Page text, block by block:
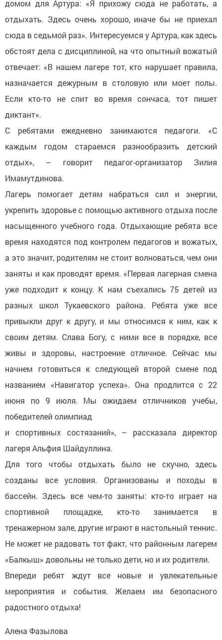
домом для Артура: «Я прихожу сюда не работать, а
отдыхать. Здесь очень хорошо, иначе бы не приехал
сюда в седьмой раз». Интересуемся у Артура, как здесь
обстоят дела с дисциплиной, на что опытный вожатый
отвечает: «В нашем лагере тот, кто нарушает правила,
назначается дежурным в столовую или моет полы.
Если кто-то не спит во время сончаса, тот пишет
диктант».
С ребятами ежедневно занимаются педагоги. «С
каждым годом стараемся разнообразить детский
отдых», – говорит педагог-организатор Зилия
Имамутдинова.
Лагерь помогает детям набраться сил и энергии,
укрепить здоровье с помощью активного отдыха после
насыщенного учебного года. Отдыхающие ребята все
время находятся под контролем педагогов и вожатых,
а это значит, родителям не стоит волноваться, чем они
заняты и как проводят время. «Первая лагерная смена
уже подходит к концу. К нам съехались 75 детей из
разных школ Тукаевского района. Ребята уже все
привыкли друг к другу, и мы относимся к ним, как к
своим детям. Слава Богу, с ними все в порядке, все
живы и здоровы, настроение отличное. Сейчас мы
начнем готовиться к следующей второй смене под
названием «Навигатор успеха». Она продлится с 22
июня по 9 июля. Мы ожидаем отличников учебы,
победителей олимпиад
и спортивных состязаний», – рассказала директор
лагеря Альфия Шайдуллина.
Для того чтобы отдыхать было не скучно, здесь
созданы все условия. Организованы и походы в
бассейн. Здесь все чем-то заняты: кто-то играет на
спортивной площадке, кто-то занимается в
тренажерном зале, другие играют в настольный теннис.
Не может не радовать тот факт, что районным лагерем
«Балкыш» довольны не только дети, но и их родители.
Впереди ребят ждут все новые и увлекательные
мероприятия и события. Желаем им безопасного
радостного отдыха!
Алена Фазылова